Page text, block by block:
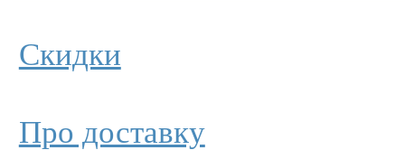
Скидки
Про доставку